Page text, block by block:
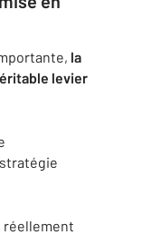
la
levier
réellement